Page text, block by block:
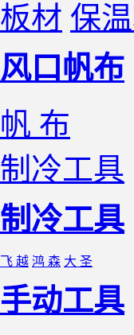
板材 保
风口帆布
帆 布
制冷工具
制冷工具
飞 越 鸿 森 大 圣
手动工具